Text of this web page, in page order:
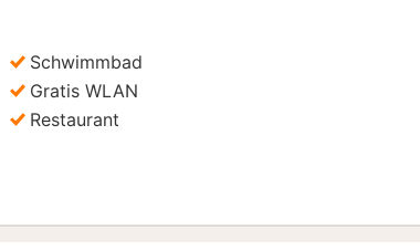
Bild
Schwimmbad
Gratis WLAN
Restaurant